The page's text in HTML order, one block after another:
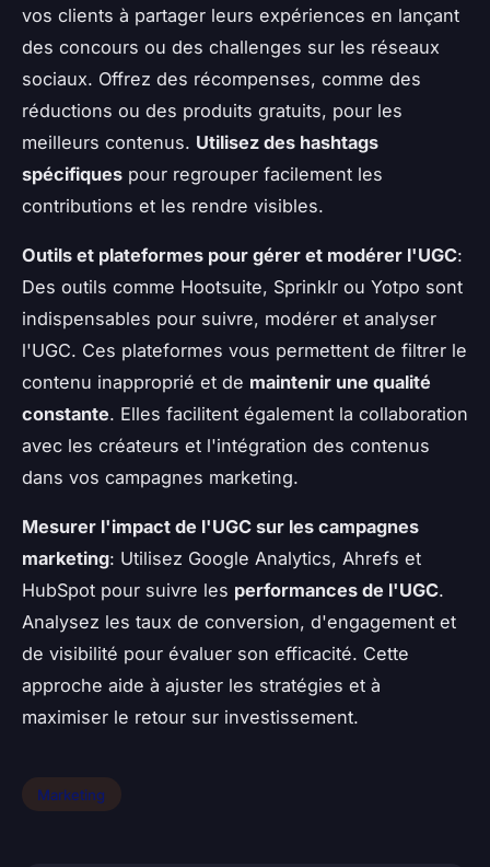
vos clients à partager leurs expériences en lançant
des concours ou des challenges sur les réseaux
sociaux. Offrez des récompenses, comme des
réductions ou des produits gratuits, pour les
meilleurs contenus. Utilisez des hashtags
spécifiques pour regrouper facilement les
contributions et les rendre visibles.
Outils et plateformes pour gérer et modérer l'UGC:
Des outils comme Hootsuite, Sprinklr ou Yotpo sont
indispensables pour suivre, modérer et analyser
l'UGC. Ces plateformes vous permettent de filtrer le
contenu inapproprié et de maintenir une qualité
constante. Elles facilitent également la collaboration
avec les créateurs et l'intégration des contenus
dans vos campagnes marketing.
Mesurer l'impact de l'UGC sur les campagnes
marketing: Utilisez Google Analytics, Ahrefs et
HubSpot pour suivre les performances de l'UGC.
Analysez les taux de conversion, d'engagement et
de visibilité pour évaluer son efficacité. Cette
approche aide à ajuster les stratégies et à
maximiser le retour sur investissement.
Marketing